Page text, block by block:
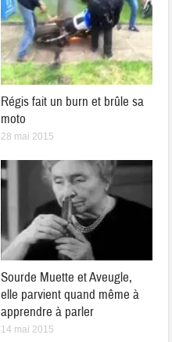
Régis fait un burn et brûle sa
moto
28 mai 2015
Sourde Muette et Aveugle,
elle parvient quand même à
apprendre à parler
14 mai 2015